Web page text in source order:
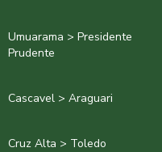
Umuarama > Presidente
Prudente
Cascavel > Araguari
Cruz Alta > Toledo